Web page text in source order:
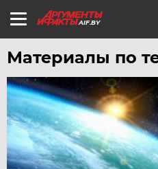
AIF.BY
Материалы по